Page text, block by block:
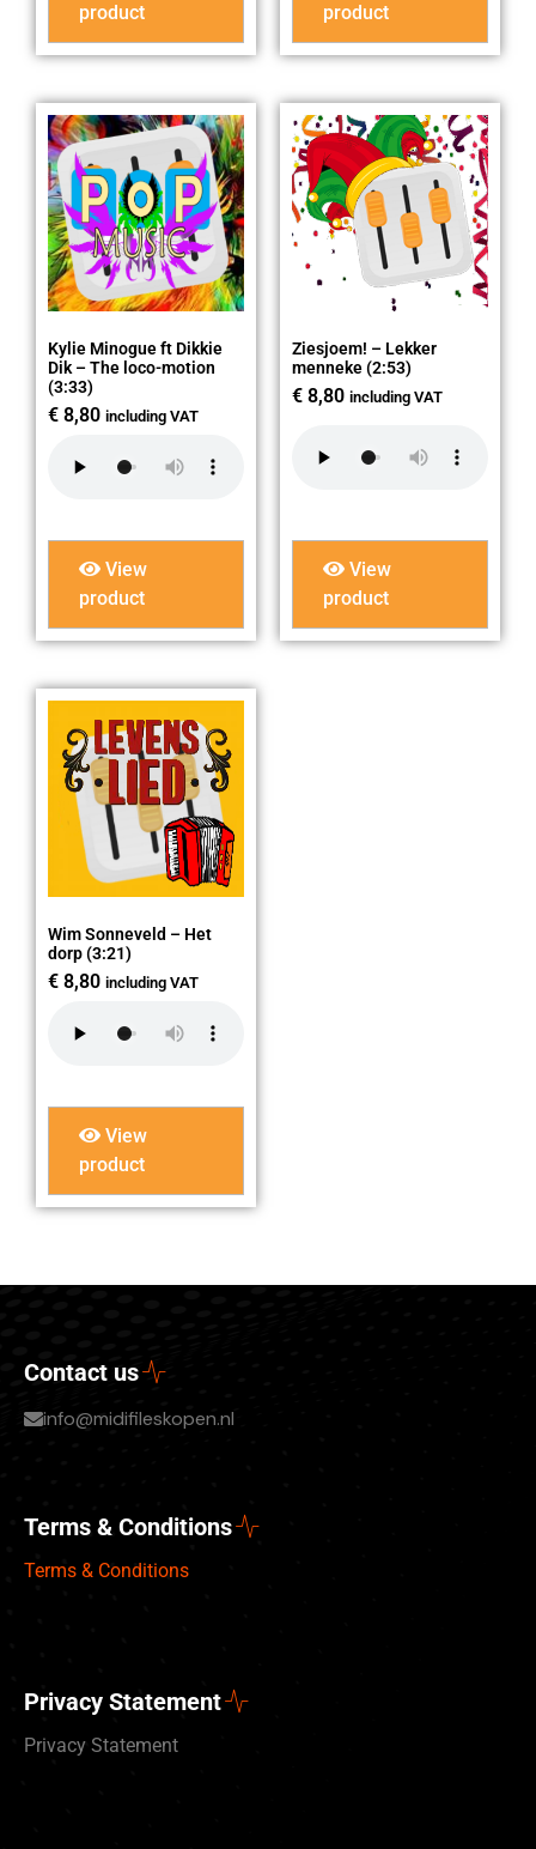
product
product
Kylie Minogue ft Dikkie
Dik – The loco-motion
(3:33)
€ 8,80 including VAT
View
product
Ziesjoem! – Lekker
menneke (2:53)
€ 8,80 including VAT
View
product
Wim Sonneveld – Het
dorp (3:21)
€ 8,80 including VAT
View
product
Contact us
info@midifileskopen.nl
Terms & Conditions
Terms & Conditions
Privacy Statement
Privacy Statement